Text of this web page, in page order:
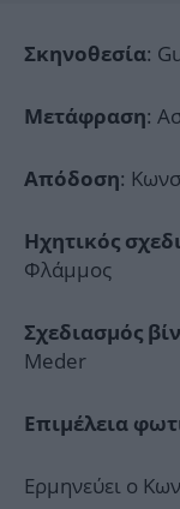
Σκηνοθεσία:
Μετάφραση:
Απόδοση:
Ηχητικός
Φλάμμος
Σχεδιασμός
Meder
Επιμέλεια
Ερμηνεύει ο